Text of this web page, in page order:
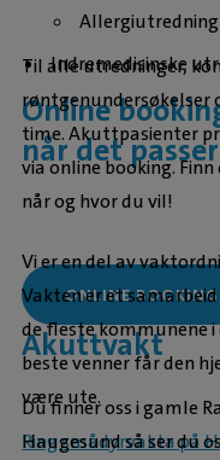
Indremedisinske
Online
når det
Til alle utredninger,
røntgenundersøkelser
time. Akuttpasienter
via online booking.
når og hvor du vil!
ONLINE BOOKING
Akuttvakt
Vi er en del av
Vakten er et
de fleste kommunene
beste venner får den
være ute.
Ring smådyrvakta på
Du finner oss i gamle
Haugesund så ser du